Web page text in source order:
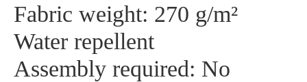
Fabric weight: 270 g/m²
Water repellent
Assembly required: No